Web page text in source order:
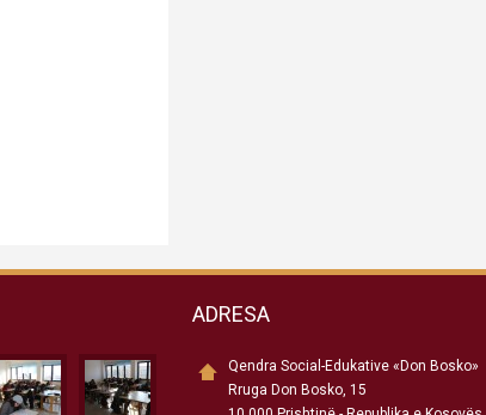
ADRESA
Qendra Social-Edukative «Don Bosko»
Rruga Don Bosko, 15